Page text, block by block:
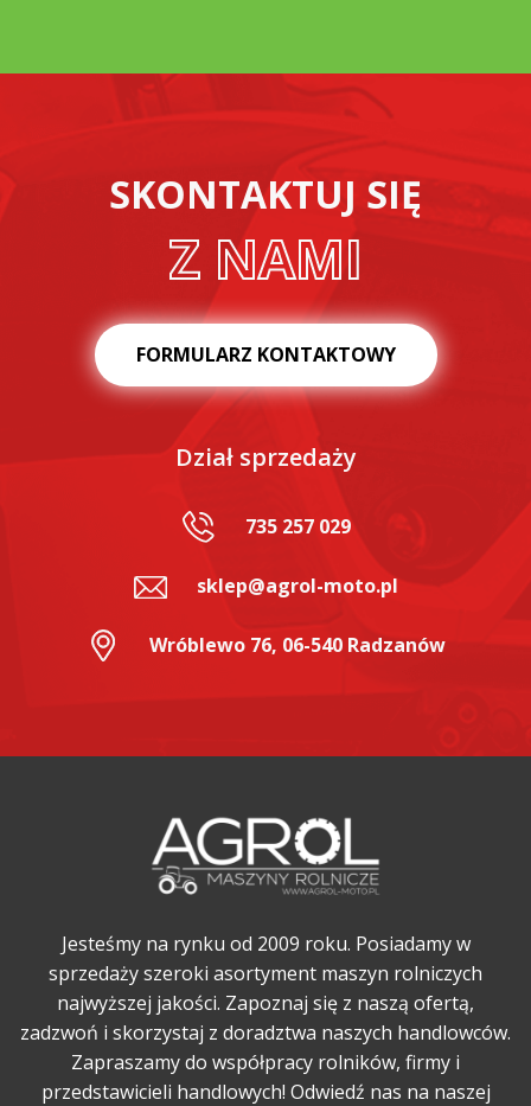
SKONTAKTUJ SIĘ
Z NAMI
FORMULARZ KONTAKTOWY
Dział sprzedaży
735 257 029
sklep@agrol-moto.pl
Wróblewo 76, 06-540 Radzanów
Jesteśmy na rynku od 2009 roku. Posiadamy w
sprzedaży szeroki asortyment maszyn rolniczych
najwyższej jakości. Zapoznaj się z naszą ofertą,
zadzwoń i skorzystaj z doradztwa naszych handlowców.
Zapraszamy do współpracy rolników, firmy i
przedstawicieli handlowych! Odwiedź nas na naszej